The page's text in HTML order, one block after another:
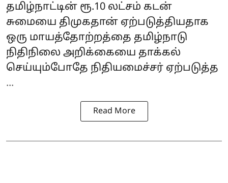
தமிழ்நாட்டின் ரூ.10 லட்சம் கடன்
சுமையை திமுகதான் ஏற்படுத்தியதாக
ஒரு மாயத்தோற்றத்தை தமிழ்நாடு
நிதிநிலை அறிக்கையை தாக்கல்
செய்யும்போதே நிதியமைச்சர் ஏற்படுத்த
...
Read More